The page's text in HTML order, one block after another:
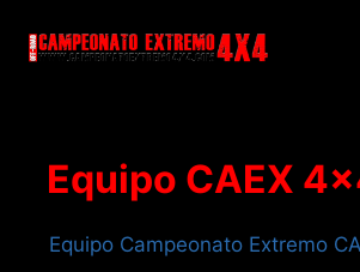
Equipo CAEX
Equipo Campeonato Extremo